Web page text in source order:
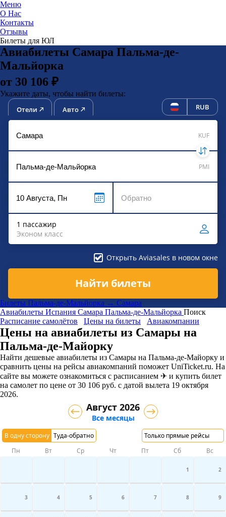
Меню
О Нас
Контакты
Отзывы
Билеты для ЮЛ
Авиабилеты Самара Пальма-де-
Мальйорка
от 30 106 ₽
Укажите даты, чтобы найти билеты:
Отели Авто RUB
KUF
PMI
1 пассажир
Эконом класс
Открыть Aviasales в новом окне
Найти билеты
Билеты Пальма-де-Мальйорка → Самара
Авиабилеты Испания Самара Пальма-де-Мальйорка Поиск
Расписание самолётов
Цены на билеты Авиакомпании
Цены на авиабилеты из Самары на
Пальма-де-Майорку
Найти дешевые авиабилеты из Самары на Пальма-де-Майорку и
сравнить цены на рейсы авиакомпаний поможет UniTicket.ru. На
сайте вы можете ознакомиться с расписанием ✈ и купить билет
на самолет по цене от 30 106 руб. с датой вылета 19 октября
2026.
В одну сторону Туда-обратно Только прямые рейсы
Август 2026
Все месяцы
Пн Вт Ср Чт Пт Сб Вс
1 2
3 4 5 6 7 8 9